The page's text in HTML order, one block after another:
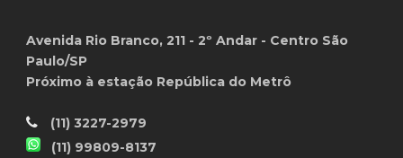
Avenida Rio Branco, 211 - 2º Andar - Centro São
Paulo/SP
Próximo à estação República do Metrô
(11) 3227-2979
(11) 99809-8137